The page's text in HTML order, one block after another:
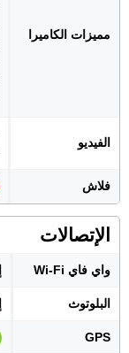
مميزات الكاميرا
الفيديو
فلاش
الإتصالات
واي فاي Wi-Fi
البلوتوث
GPS